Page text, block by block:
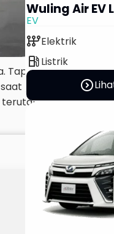
Tapi,
pilihan kendaraan
di sektor
Wuling Air EV
EV
auto_transmissionElektrik
local_gas_stationListrik
expand_circle_right